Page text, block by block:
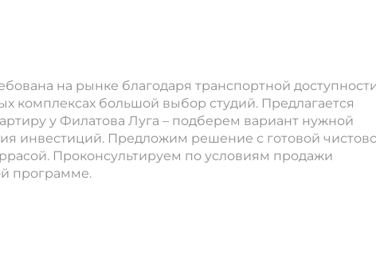
на рынке благодаря транспортной
комплексах большой выбор студий. Предлагается
у Филатова Луга – подберем вариант нужной
инвестиций. Предложим решение с готовой
Проконсультируем по условиям продажи
программе.